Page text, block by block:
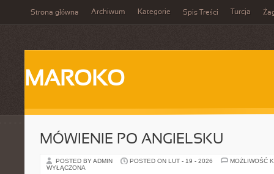
Strona główna Archiwum Kategorie Spis Treści Turcja
MAROKO
MÓWIENIE PO ANGIELSKU
POSTED BY ADMIN POSTED ON LUT - 19 - 2026
MOŻLIWOŚĆ
WYŁĄCZONA